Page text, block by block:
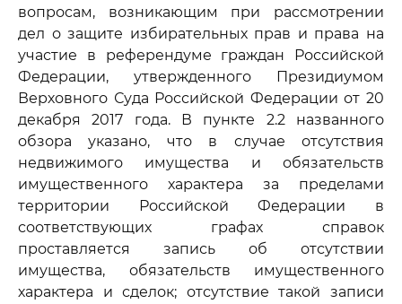
вопросам, возникающим при рассмотрении
дел о защите избирательных прав и права на
участие в референдуме граждан Российской
Федерации, утвержденного Президиумом
Верховного Суда Российской Федерации от 20
декабря 2017 года. В пункте 2.2 названного
обзора указано, что в случае отсутствия
недвижимого имущества и обязательств
имущественного характера за пределами
территории Российской Федерации в
соответствующих графах справок
проставляется запись об отсутствии
имущества, обязательств имущественного
характера и сделок; отсутствие такой записи